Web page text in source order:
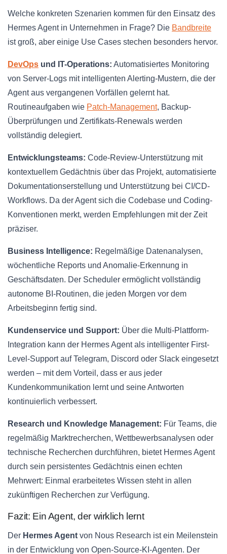
Welche konkreten Szenarien kommen für den Einsatz des
Hermes Agent in Unternehmen in Frage? Die Bandbreite
ist groß, aber einige Use Cases stechen besonders hervor.
DevOps und IT-Operations: Automatisiertes Monitoring
von Server-Logs mit intelligenten Alerting-Mustern, die der
Agent aus vergangenen Vorfällen gelernt hat.
Routineaufgaben wie Patch-Management, Backup-
Überprüfungen und Zertifikats-Renewals werden
vollständig delegiert.
Entwicklungsteams: Code-Review-Unterstützung mit
kontextuellem Gedächtnis über das Projekt, automatisierte
Dokumentationserstellung und Unterstützung bei CI/CD-
Workflows. Da der Agent sich die Codebase und Coding-
Konventionen merkt, werden Empfehlungen mit der Zeit
präziser.
Business Intelligence: Regelmäßige Datenanalysen,
wöchentliche Reports und Anomalie-Erkennung in
Geschäftsdaten. Der Scheduler ermöglicht vollständig
autonome BI-Routinen, die jeden Morgen vor dem
Arbeitsbeginn fertig sind.
Kundenservice und Support: Über die Multi-Plattform-
Integration kann der Hermes Agent als intelligenter First-
Level-Support auf Telegram, Discord oder Slack eingesetzt
werden – mit dem Vorteil, dass er aus jeder
Kundenkommunikation lernt und seine Antworten
kontinuierlich verbessert.
Research und Knowledge Management: Für Teams, die
regelmäßig Marktrecherchen, Wettbewerbsanalysen oder
technische Recherchen durchführen, bietet Hermes Agent
durch sein persistentes Gedächtnis einen echten
Mehrwert: Einmal erarbeitetes Wissen steht in allen
zukünftigen Recherchen zur Verfügung.
Fazit: Ein Agent, der wirklich lernt
Der Hermes Agent von Nous Research ist ein Meilenstein
in der Entwicklung von Open-Source-KI-Agenten. Der